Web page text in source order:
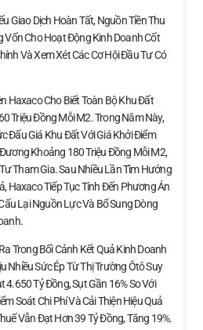
Giao Dịch Hoàn Tất, Nguồn Tiền Thu
Vốn Cho Hoạt Động Kinh Doanh Cốt
Và Xem Xét Các Cơ Hội Đầu Tư Có
Haxaco Cho Biết Toàn Bộ Khu Đất
Triệu Đồng Mỗi M2. Trong Năm Này,
Đấu Giá Khu Đất Với Giá Khởi Điểm
Khoảng 180 Triệu Đồng Mỗi M2,
Tham Gia. Sau Nhiều Lần Tìm Hướng
Haxaco Tiếp Tục Tính Đến Phương Án
Lại Nguồn Lực Và Bổ Sung Dòng
Trong Bối Cảnh Kết Quả Kinh Doanh
Nhiều Sức Ép Từ Thị Trường Ôtô Suy
Tỷ Đồng, Sụt Gần 16% So Với
Soát Chi Phí Và Cải Thiện Hiệu Quả
Vẫn Đạt Hơn 39 Tỷ Đồng, Tăng 19%.